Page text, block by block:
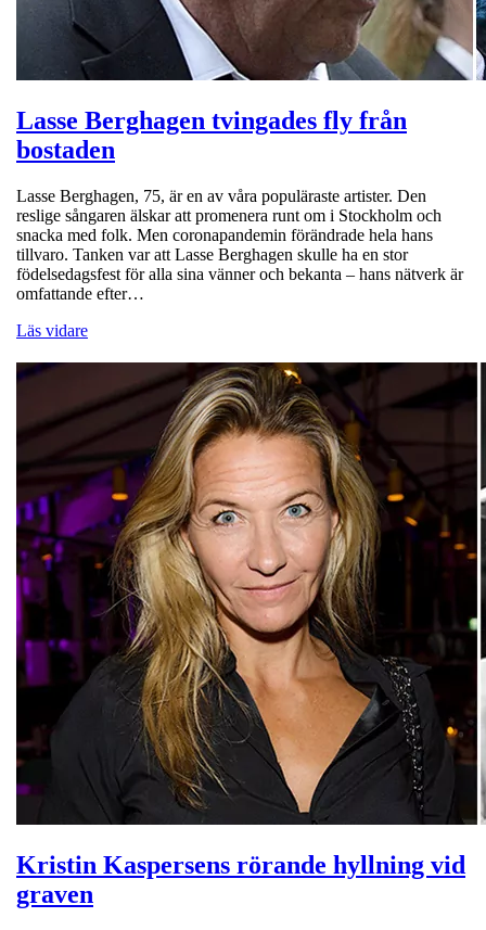
Lasse Berghagen tvingades fly från
bostaden
Lasse Berghagen, 75, är en av våra populäraste artister. Den
reslige sångaren älskar att promenera runt om i Stockholm och
snacka med folk. Men coronapandemin förändrade hela hans
tillvaro. Tanken var att Lasse Berghagen skulle ha en stor
födelsedagsfest för alla sina vänner och bekanta – hans nätverk är
omfattande efter…
Läs vidare
Kristin Kaspersens rörande hyllning vid
graven